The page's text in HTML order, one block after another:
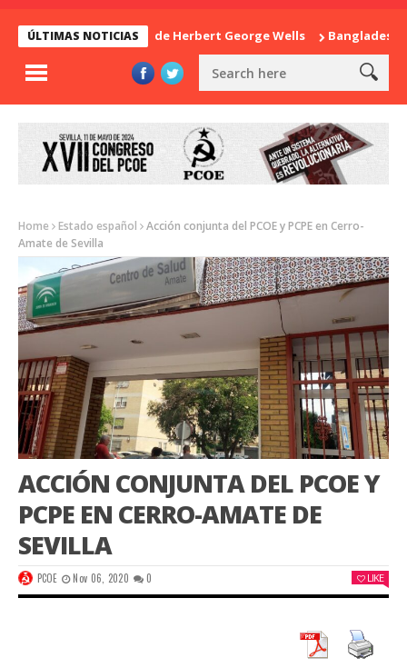
ÚLTIMAS NOTICIAS
La sorpresa de Herbert George Wells Bangladesh:
Home Estado español
Acción conjunta del PCOE y PCPE en Cerro-
Amate de Sevilla
ACCIÓN CONJUNTA DEL PCOE Y
PCPE EN CERRO-AMATE DE
SEVILLA
PCOE Nov 06, 2020 0 LIKE